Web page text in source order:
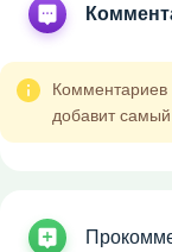
Комментариев
добавит